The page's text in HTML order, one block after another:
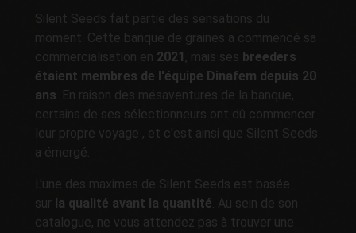
Silent Seeds fait partie des sensations du
moment. Cette banque de graines a commencé sa
commercialisation en 2021 , mais ses breeders
étaient membres de l'équipe Dinafem depuis 20
ans. En raison des mésaventures de la banque,
certains de ses sélectionneurs ont dû commencer
leur propre voyage , et c'est ainsi que Silent Seeds
a émergé.
L'une des maximes de Silent Seeds est basée
sur la qualité avant la quantité. Au sein de son
catalogue, ne vous attendez pas à trouver une